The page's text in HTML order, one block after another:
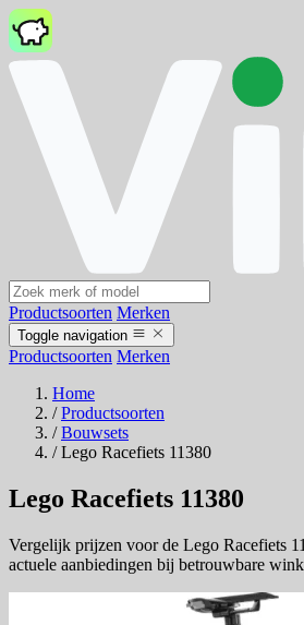
Productsoorten Merken
Toggle navigation
Productsoorten Merken
Home
/ Productsoorten
/ Bouwsets
/ Lego Racefiets 11380
Lego Racefiets 11380
Vergelijk prijzen voor de Lego Racefiets
actuele aanbiedingen bij betrouwbare